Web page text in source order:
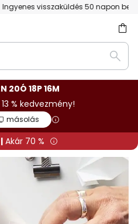
50 napon belül
20Ó 18P 14M
% kedvezmény!
másolás
Akár 70 %